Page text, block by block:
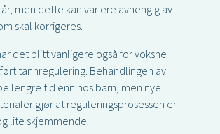
men dette kan variere avhengig av
skal korrigeres.
det blitt vanligere også for voksne
tannregulering. Behandlingen av
lengre tid enn hos barn, men nye
gjør at reguleringsprosessen er
lite skjemmende.